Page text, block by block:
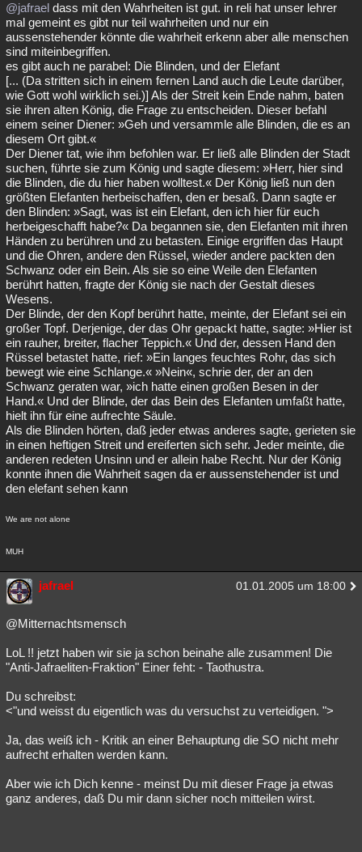
@jafrael dass mit den Wahrheiten ist gut. in reli hat unser lehrer
mal gemeint es gibt nur teil wahrheiten und nur ein
aussenstehender könnte die wahrheit erkenn aber alle menschen
sind miteinbegriffen.
es gibt auch ne parabel: Die Blinden, und der Elefant
[... (Da stritten sich in einem fernen Land auch die Leute darüber,
wie Gott wohl wirklich sei.)] Als der Streit kein Ende nahm, baten
sie ihren alten König, die Frage zu entscheiden. Dieser befahl
einem seiner Diener: »Geh und versammle alle Blinden, die es an
diesem Ort gibt.«
Der Diener tat, wie ihm befohlen war. Er ließ alle Blinden der Stadt
suchen, führte sie zum König und sagte diesem: »Herr, hier sind
die Blinden, die du hier haben wolltest.« Der König ließ nun den
größten Elefanten herbeischaffen, den er besaß. Dann sagte er
den Blinden: »Sagt, was ist ein Elefant, den ich hier für euch
herbeigeschafft habe?« Da begannen sie, den Elefanten mit ihren
Händen zu berühren und zu betasten. Einige ergriffen das Haupt
und die Ohren, andere den Rüssel, wieder andere packten den
Schwanz oder ein Bein. Als sie so eine Weile den Elefanten
berührt hatten, fragte der König sie nach der Gestalt dieses
Wesens.
Der Blinde, der den Kopf berührt hatte, meinte, der Elefant sei ein
großer Topf. Derjenige, der das Ohr gepackt hatte, sagte: »Hier ist
ein rauher, breiter, flacher Teppich.« Und der, dessen Hand den
Rüssel betastet hatte, rief: »Ein langes feuchtes Rohr, das sich
bewegt wie eine Schlange.« »Nein«, schrie der, der an den
Schwanz geraten war, »ich hatte einen großen Besen in der
Hand.« Und der Blinde, der das Bein des Elefanten umfaßt hatte,
hielt ihn für eine aufrechte Säule.
Als die Blinden hörten, daß jeder etwas anderes sagte, gerieten sie
in einen heftigen Streit und ereiferten sich sehr. Jeder meinte, die
anderen redeten Unsinn und er allein habe Recht. Nur der König
konnte ihnen die Wahrheit sagen da er aussenstehender ist und
den elefant sehen kann
We are not alone
MUH
jafrael 01.01.2005 um 18:00
@Mitternachtsmensch
LoL !! jetzt haben wir sie ja schon beinahe alle zusammen! Die
"Anti-Jafraeliten-Fraktion" Einer feht: - Taothustra.
Du schreibst:
<"und weisst du eigentlich was du versuchst zu verteidigen. ">
Ja, das weiß ich - Kritik an einer Behauptung die SO nicht mehr
aufrecht erhalten werden kann.
Aber wie ich Dich kenne - meinst Du mit dieser Frage ja etwas
ganz anderes, daß Du mir dann sicher noch mitteilen wirst.